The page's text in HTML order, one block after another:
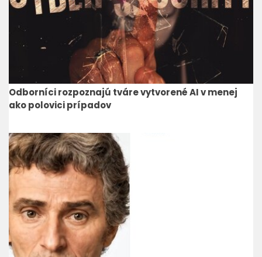
Odborníci rozpoznajú tváre vytvorené AI v menej
ako polovici prípadov